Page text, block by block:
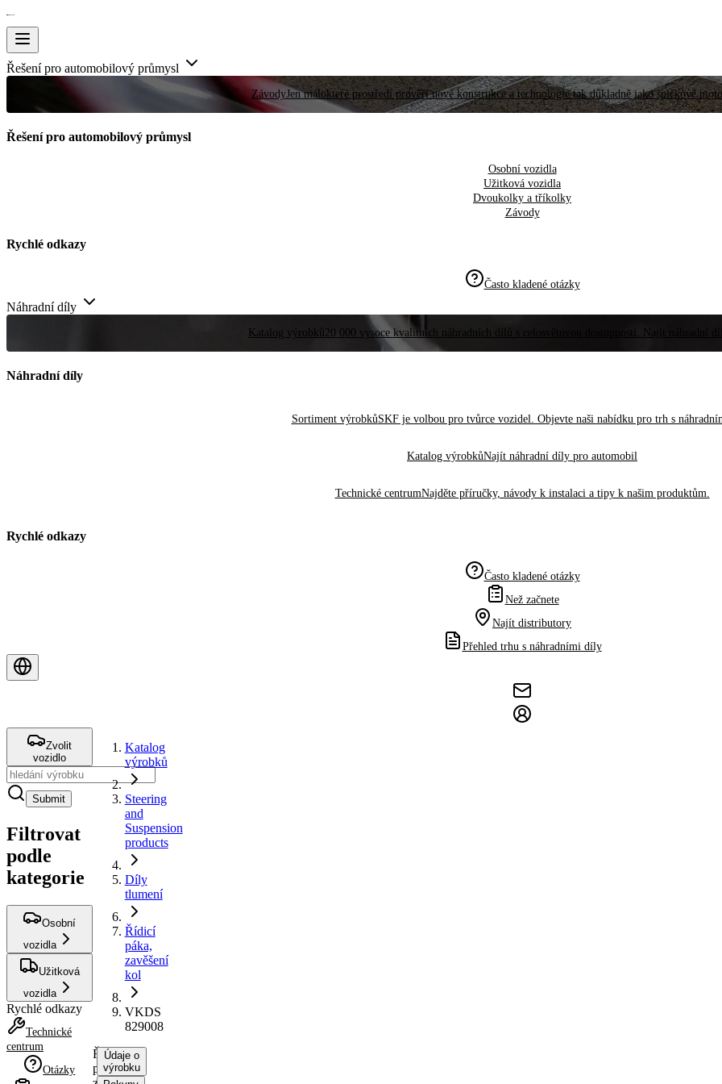
Řešení pro automobilový průmysl
ZávodyJen málokteré prostředí prověří nové konstrukce a technologie tak důkladně jako špičkové
Řešení pro automobilový průmysl
Osobní vozidla
Užitková vozidla
Dvoukolky a tříkolky
Závody
Rychlé odkazy
Často kladené otázky
Náhradní díly
Katalog výrobků20 000 vysoce kvalitních náhradních dílů s celosvětovou dostupností. Najít náhradní
Náhradní díly
Sortiment výrobkůSKF je volbou pro tvůrce vozidel. Objevte naši nabídku pro trh s
Katalog výrobkůNajít náhradní díly pro automobil
Technické centrumNajděte příručky, návody k instalaci a tipy k našim produktům.
Rychlé odkazy
Často kladené otázky
Než začnete
Najít distributory
Přehled trhu s náhradními díly
Zvolit
vozidlo
Submit
Filtrovat
podle
kategorie
Osobní
vozidla
Užitková
vozidla
Rychlé odkazy
Technické
centrum
Otázky
Katalog
výrobků
Steering
and
Suspension
products
Díly
tlumení
Řídicí
páka,
zavěšení
kol
VKDS
829008
Řídicí
páka,
Údaje o
výrobku